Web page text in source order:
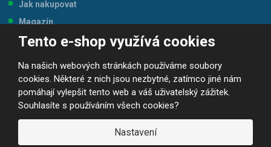
Tento e-shop využívá cookies
Na našich webových stránkách používáme soubory
cookies. Některé z nich jsou nezbytné, zatímco jiné nám
pomáhají vylepšit tento web a váš uživatelský zážitek.
Souhlasíte s používáním všech cookies?
Nastavení
Jak nakupovat
Magazín
Tabulka velikostí
© 2026, JP-SPORT.CZ SPORTOVNÍ POTŘEBY
Prohlášení o přístupnosti |Mapa stránek ||GDPR
VYROBILA